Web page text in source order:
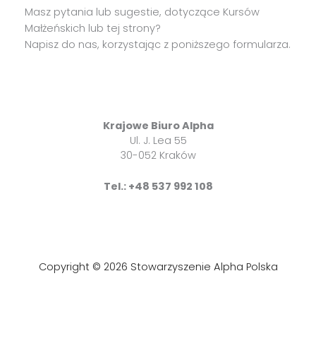
Masz pytania lub sugestie, dotyczące Kursów
Małżeńskich lub tej strony?
Napisz do nas, korzystając z poniższego formularza.
Krajowe Biuro Alpha
Ul. J. Lea 55
30-052 Kraków
Tel.: +48 537 992 108
Copyright © 2026 Stowarzyszenie Alpha Polska